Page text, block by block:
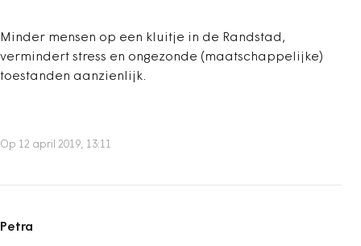
Minder mensen op een kluitje in de Randstad,
vermindert stress en ongezonde (maatschappelijke)
toestanden aanzienlijk.
Op 12 april 2019, 13:11
Petra